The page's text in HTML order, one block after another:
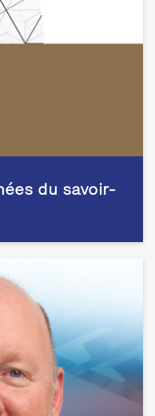
du savoir-